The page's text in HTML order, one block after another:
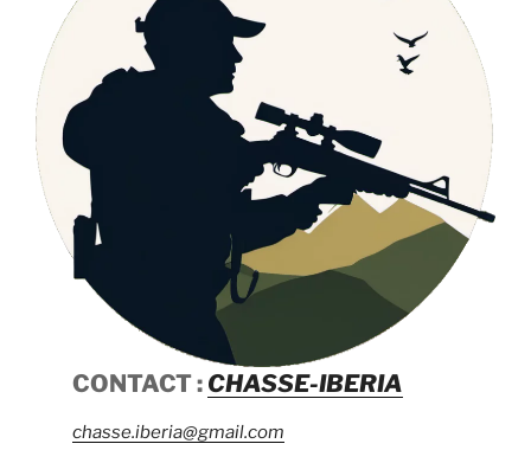
CONTACT : CHASSE-IBERIA
chasse.iberia@gmail.com